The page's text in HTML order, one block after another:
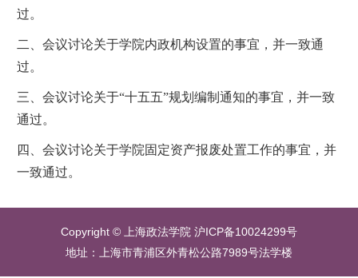
过。
二、会议讨论关于学院内政机构设置的事宜，并一致通
过。
三、会议讨论关于“十五五”规划编制通知的事宜，并一致
通过。
四、会议讨论关于学院固定资产报废处置工作的事宜，并
一致通过。
Copyright © 上海政法学院 沪ICP备10024299号
地址：上海市青浦区外青松公路7989号法学楼